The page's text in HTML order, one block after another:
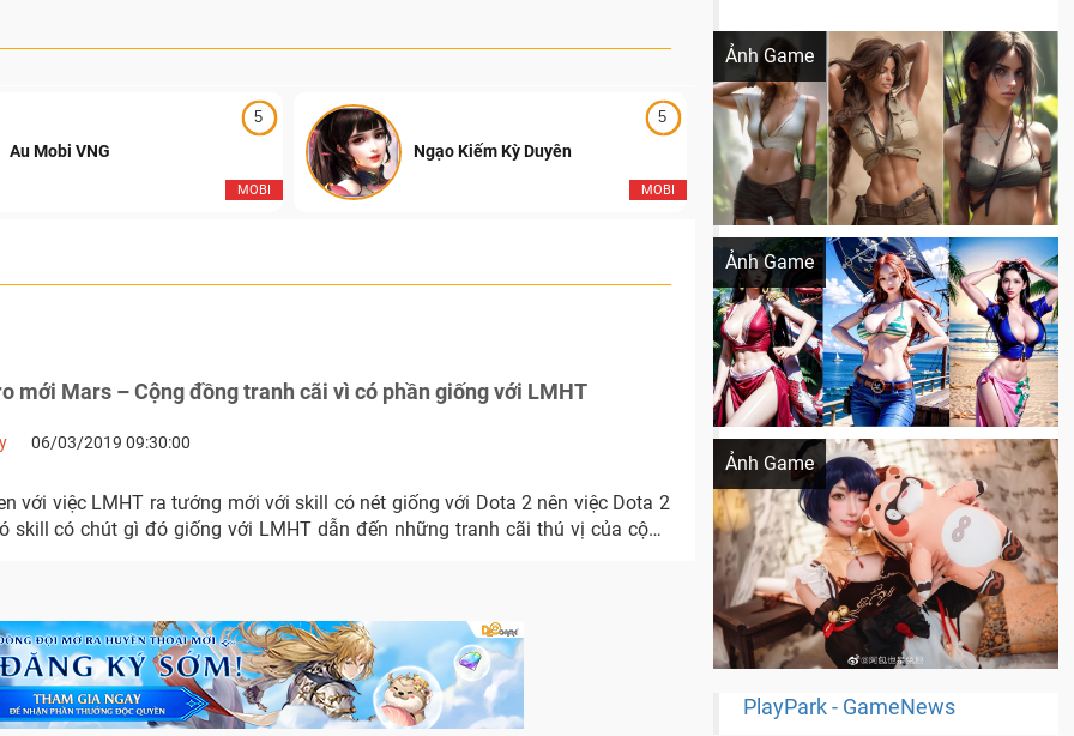
5
MOBI
Au Mobi VNG
5
MOBI
Ngạo Kiếm Kỳ Duyên Ngạo Thiên Mobile
mới Mars – Cộng đồng tranh cãi vì có phần giống với LMHT
06/03/2019 09:30:00
với việc LMHT ra tướng mới với skill có nét giống với Dota 2 nên việc Dota 2
skill có chút gì đó giống với LMHT dẫn đến những tranh cãi thú vị của cộng
Ảnh Game
Ảnh Game
Khi AI Cosplay gái đẹp One Piece
Ảnh Game
Cosplay Xiangling siêu cute
PlayPark - GameNews